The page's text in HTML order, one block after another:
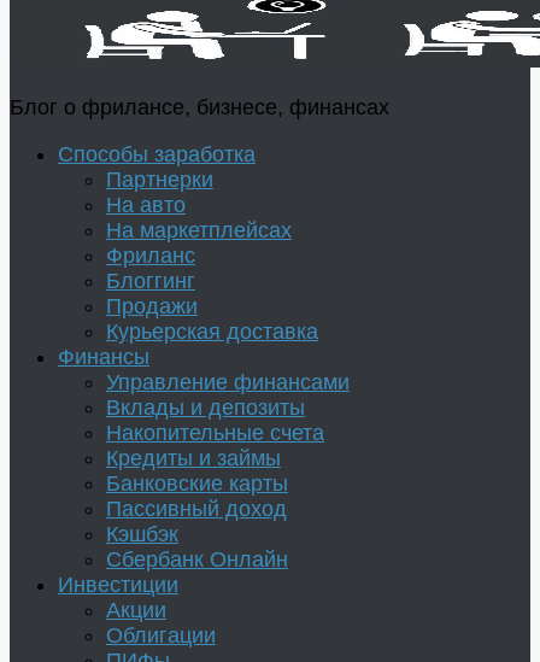
Блог о фрилансе, бизнесе, финансах
Способы заработка
Партнерки
На авто
На маркетплейсах
Фриланс
Блоггинг
Продажи
Курьерская доставка
Финансы
Управление финансами
Вклады и депозиты
Накопительные счета
Кредиты и займы
Банковские карты
Пассивный доход
Кэшбэк
Сбербанк Онлайн
Инвестиции
Акции
Облигации